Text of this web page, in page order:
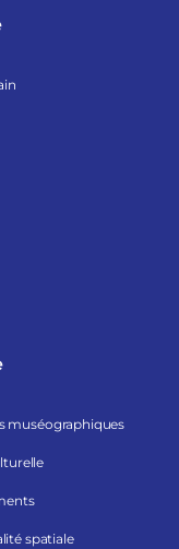
muséographiques
spatiale